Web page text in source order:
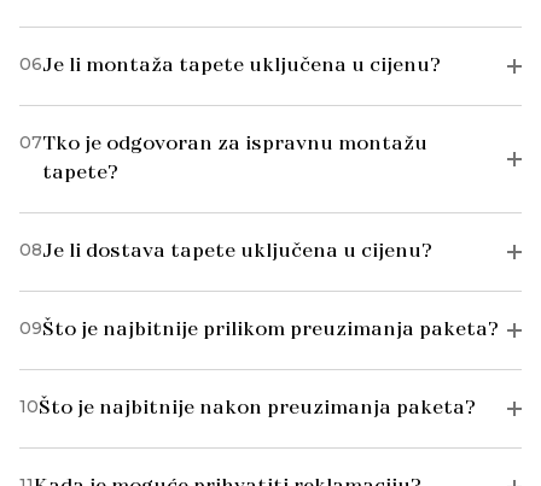
06Je li montaža tapete uključena u cijenu?
07Tko je odgovoran za ispravnu montažu
tapete?
08Je li dostava tapete uključena u cijenu?
09Što je najbitnije prilikom preuzimanja paketa?
10Što je najbitnije nakon preuzimanja paketa?